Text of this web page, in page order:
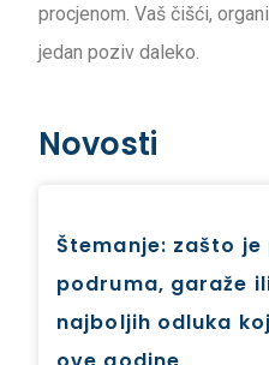
procjenom. Vaš čišći,
jedan poziv daleko.
Novosti
Štemanje: zašto je
podruma, garaže
najboljih odluka